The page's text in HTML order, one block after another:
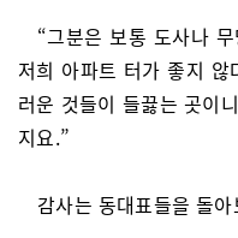
“그분은 보통 도사나
저희 아파트 터가 좋지
러운 것들이 들끓는 곳이
지요.”
감사는 동대표들을 돌